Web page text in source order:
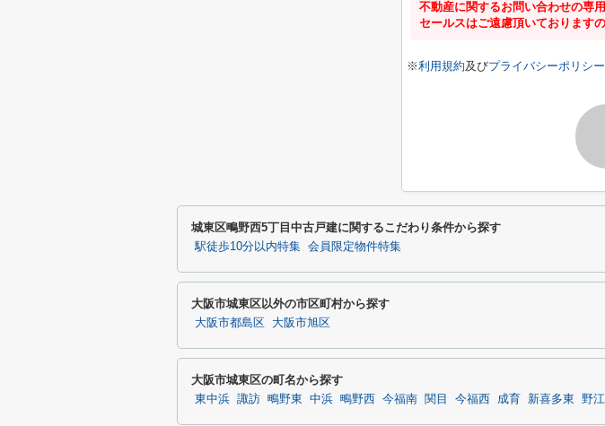
不動産に関するお問い合わせの専
セールスはご遠慮頂いております
※利用規約及びプライバシーポリシー
城東区鴫野西5丁目中古戸建に関するこだわり条件から探す
駅徒歩10分以内特集 会員限定物件特集
大阪市城東区以外の市区町村から探す
大阪市都島区 大阪市旭区
大阪市城東区の町名から探す
東中浜 諏訪 鴫野東 中浜 鴫野西 今福南 関目 今福西 成育 新喜多東 野江